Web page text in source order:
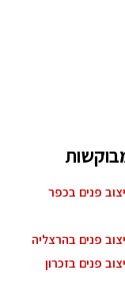
פנים בכפר
פנים בהרצליה
פנים בזכרון